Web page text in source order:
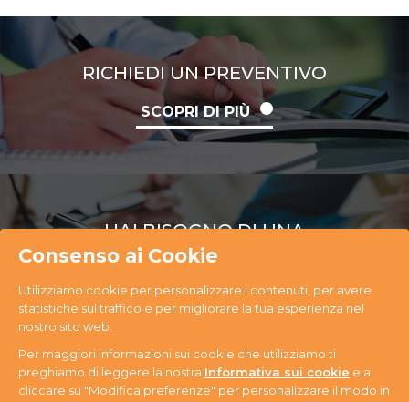
RICHIEDI UN PREVENTIVO
SCOPRI DI PIÙ
HAI BISOGNO DI UNA
CONSULENZA
SCOPRI DI PIÙ
Consenso ai Cookie
Utilizziamo cookie per personalizzare i contenuti, per avere
statistiche sul traffico e per migliorare la tua esperienza nel
nostro sito web.
Per maggiori informazioni sui cookie che utilizziamo ti
preghiamo di leggere la nostra Informativa sui cookie e a
cliccare su "Modifica preferenze" per personalizzare il modo in